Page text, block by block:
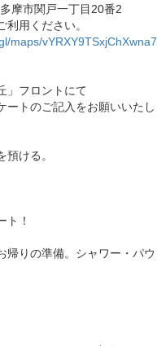
摩市関戸一丁目20番2
利用ください。
maps/vYRXY9TSxjChXwna7
」フロントにて
ートのご記入をお願いいたし
ける。
ト！
帰りの準備。シャワー・パウ